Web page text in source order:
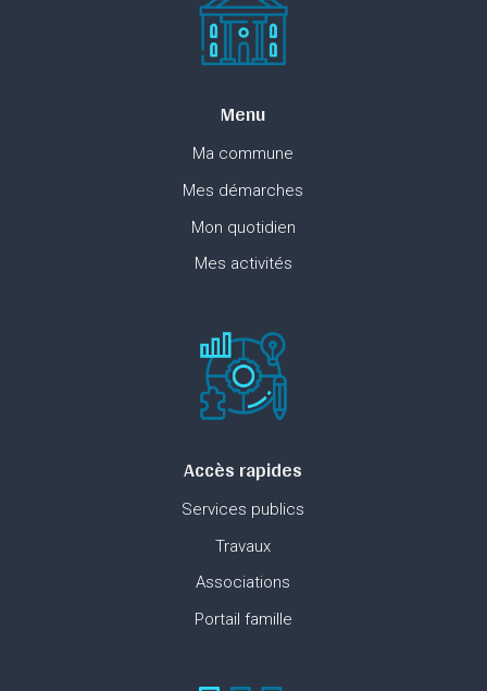
Menu
Ma commune
Mes démarches
Mon quotidien
Mes activités
Accès rapides
Services publics
Travaux
Associations
Portail famille